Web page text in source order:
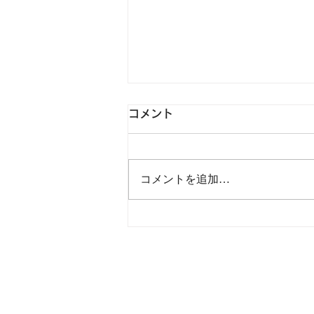
一番くじ情報
コメント
コメントを追加…